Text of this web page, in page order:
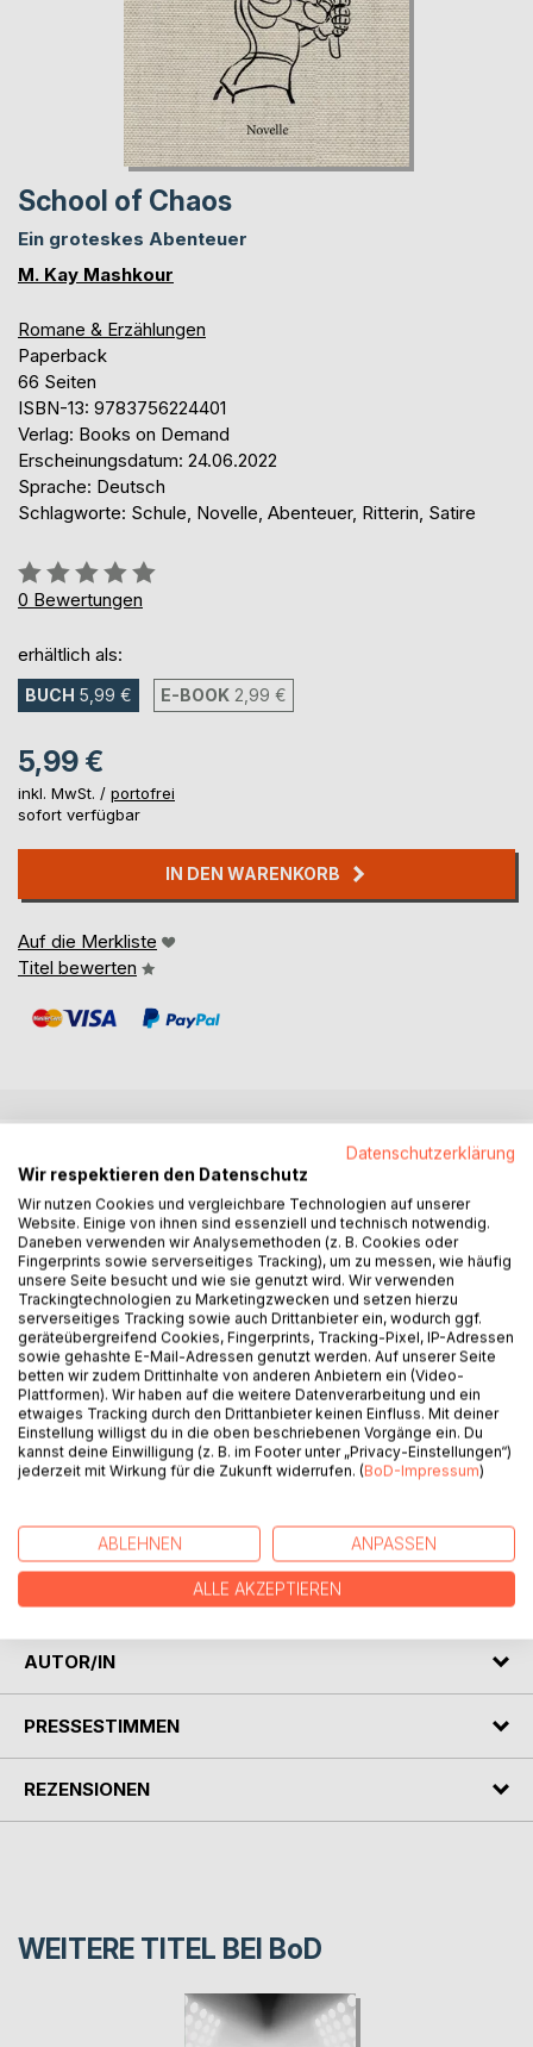
School of Chaos
Ein groteskes Abenteuer
M. Kay Mashkour
Romane & Erzählungen
Paperback
66 Seiten
ISBN-13: 9783756224401
Verlag: Books on Demand
Erscheinungsdatum: 24.06.2022
Sprache: Deutsch
Schlagworte: Schule, Novelle, Abenteuer, Ritterin, Satire
Bewertung::
0%
0 Bewertungen
erhältlich als:
BUCH 5,99 € E-BOOK 2,99 €
5,99 €
inkl. MwSt. / portofrei
sofort verfügbar
IN DEN WARENKORB
Auf die Merkliste
Titel bewerten
Die Sechstklässlerin Krümel ist ein umgekehrter Don
Quijote: Sie kämpft gegen Riesen und sieht doch nur
Windmühlen. Als der Nichtraucher an einem
Freitagvormittag im April 2008 Amok läuft, weil er seine
Abiturzulassung vermasselt hat, glauben zunächst alle an
einen geschmacklosen Abistreich. Bald schließen sich die
Kinder und Jugendlichen zu Stämmen und Gangs
zusammen. Den verängstigten Lehrkräften bleibt die Wahl,
sich der mäuternden, rotzbesoffenen Stufe Dreizehn oder
dem Widerstand anzuschließen. Derweil versuchen die
Erwachsenen von außen, die Lage im verbarrikadierten
einen weiteren Image-Schaden. Für Krümel steht fest: Sie
wird nicht auch noch das Wochenende in der Schule
AUTOR/IN
PRESSESTIMMEN
REZENSIONEN
WEITERE TITEL BEI BoD
Datenschutzerklärung
Wir respektieren den Datenschutz
Wir nutzen Cookies und vergleichbare Technologien auf unserer
Website. Einige von ihnen sind essenziell und technisch notwendig.
Daneben verwenden wir Analysemethoden (z. B. Cookies oder
Fingerprints sowie serverseitiges Tracking), um zu messen, wie häufig
unsere Seite besucht und wie sie genutzt wird. Wir verwenden
Trackingtechnologien zu Marketingzwecken und setzen hierzu
serverseitiges Tracking sowie auch Drittanbieter ein, wodurch ggf.
geräteübergreifend Cookies, Fingerprints, Tracking-Pixel, IP-Adressen
sowie gehashte E-Mail-Adressen genutzt werden. Auf unserer Seite
betten wir zudem Drittinhalte von anderen Anbietern ein (Video-
Plattformen). Wir haben auf die weitere Datenverarbeitung und ein
etwaiges Tracking durch den Drittanbieter keinen Einfluss. Mit deiner
Einstellung willigst du in die oben beschriebenen Vorgänge ein. Du
kannst deine Einwilligung (z. B. im Footer unter „Privacy-Einstellungen“)
jederzeit mit Wirkung für die Zukunft widerrufen. (BoD-Impressum)
ABLEHNEN ANPASSEN
ALLE AKZEPTIEREN